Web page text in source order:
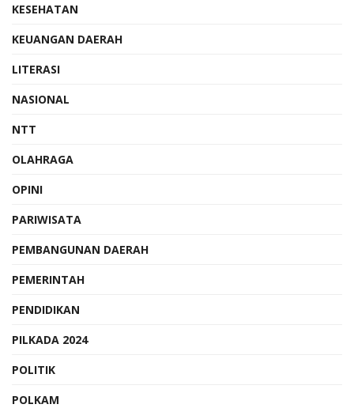
KESEHATAN
KEUANGAN DAERAH
LITERASI
NASIONAL
NTT
OLAHRAGA
OPINI
PARIWISATA
PEMBANGUNAN DAERAH
PEMERINTAH
PENDIDIKAN
PILKADA 2024
POLITIK
POLKAM